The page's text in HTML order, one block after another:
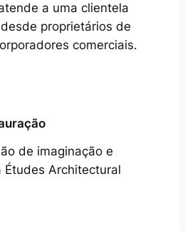
a uma clientela
proprietários de
comerciais.
de imaginação e
Études Architectural